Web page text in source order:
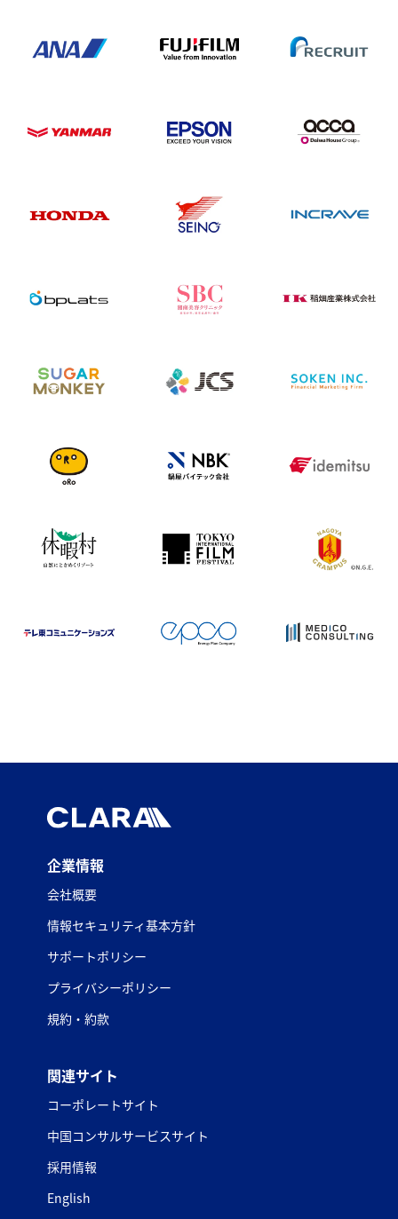
企業情報
会社概要
情報セキュリティ基本方針
サポートポリシー
プライバシーポリシー
規約・約款
関連サイト
コーポレートサイト
中国コンサルサービスサイト
採用情報
English